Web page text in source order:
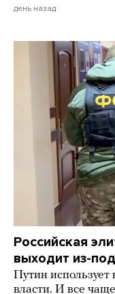
день назад
Российская
выходит из-
Путин
власти. И все